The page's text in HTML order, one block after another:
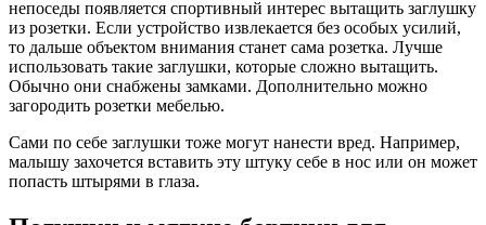
непоседы появляется спортивный интерес вытащить заглушку
из розетки. Если устройство извлекается без особых усилий,
то дальше объектом внимания станет сама розетка. Лучше
использовать такие заглушки, которые сложно вытащить.
Обычно они снабжены замками. Дополнительно можно
загородить розетки мебелью.
Сами по себе заглушки тоже могут нанести вред. Например,
малышу захочется вставить эту штуку себе в нос или он может
попасть штырями в глаза.